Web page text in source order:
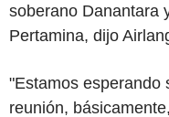
soberano Danantara
Pertamina, dijo
"Estamos esperando
reunión,